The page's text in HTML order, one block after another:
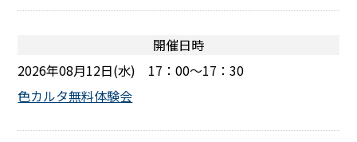
開催日時
2026年08月12日(水) 17：00～17：30
色カルタ無料体験会